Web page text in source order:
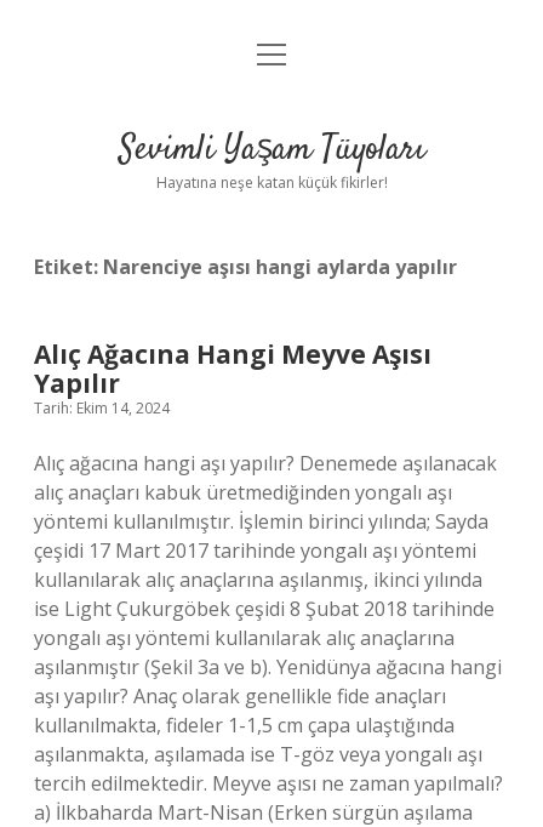
Anasayfa
Yasal Uyarı
menüyü
Sevimli Yaşam Tüyoları
Hayatına neşe katan küçük fikirler!
Etiket: Narenciye aşısı hangi aylarda yapılır
Alıç Ağacına Hangi Meyve Aşısı
Yapılır
Tarih: Ekim 14, 2024
Alıç ağacına hangi aşı yapılır? Denemede aşılanacak
alıç anaçları kabuk üretmediğinden yongalı aşı
yöntemi kullanılmıştır. İşlemin birinci yılında; Sayda
çeşidi 17 Mart 2017 tarihinde yongalı aşı yöntemi
kullanılarak alıç anaçlarına aşılanmış, ikinci yılında
ise Light Çukurgöbek çeşidi 8 Şubat 2018 tarihinde
yongalı aşı yöntemi kullanılarak alıç anaçlarına
aşılanmıştır (Şekil 3a ve b). Yenidünya ağacına hangi
aşı yapılır? Anaç olarak genellikle fide anaçları
kullanılmakta, fideler 1-1,5 cm çapa ulaştığında
aşılanmakta, aşılamada ise T-göz veya yongalı aşı
tercih edilmektedir. Meyve aşısı ne zaman yapılmalı?
a) İlkbaharda Mart-Nisan (Erken sürgün aşılama